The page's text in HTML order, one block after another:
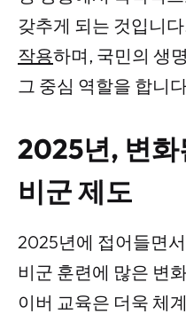
갖추게 되는 것입니
작용하며, 국민의 생
그 중심 역할을 합니
2025년, 변화
비군 제도
2025년에 접어들면
비군 훈련에 많은 변
이버 교육은 더욱 체